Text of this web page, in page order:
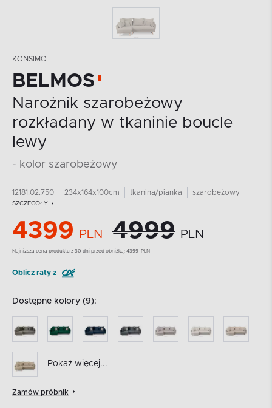
KONSIMO
BELMOS
Narożnik szarobeżowy
rozkładany w tkaninie boucle
lewy
- kolor szarobeżowy
12181.02.750 234x164x100cm tkanina/pianka szarobeżowy
SZCZEGÓŁY
4399 PLN 4999 PLN
Najnizsza cena produktu z 30 dni przed obniżką: 4399 PLN
Oblicz raty z
Dostępne kolory (9):
Pokaż więcej...
Zamów próbnik